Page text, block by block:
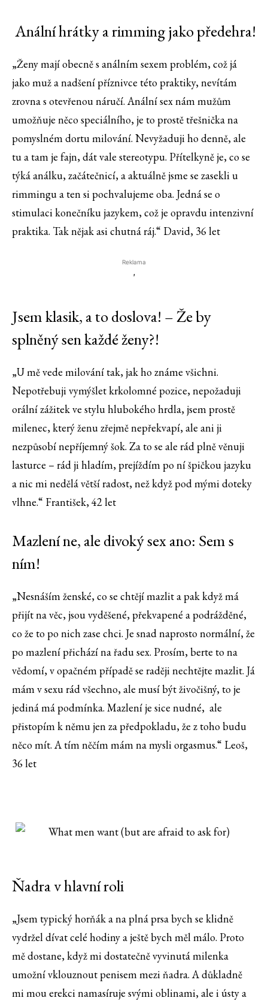
Anální hrátky a rimming jako předehra!
„Ženy mají obecně s análním sexem problém, což já
jako muž a nadšení příznivce této praktiky, nevítám
zrovna s otevřenou náručí. Anální sex nám mužům
umožňuje něco speciálního, je to prostě třešnička na
pomyslném dortu milování. Nevyžaduji ho denně, ale
tu a tam je fajn, dát vale stereotypu. Přítelkyně je, co se
týká análku, začátečnicí, a aktuálně jsme se zasekli u
rimmingu a ten si pochvalujeme oba. Jedná se o
stimulaci konečníku jazykem, což je opravdu intenzivní
praktika. Tak nějak asi chutná ráj.“ David, 36 let
Reklama
'
Jsem klasik, a to doslova! – Že by
splněný sen každé ženy?!
„U mě vede milování tak, jak ho známe všichni.
Nepotřebuji vymýšlet krkolomné pozice, nepožaduji
orální zážitek ve stylu hlubokého hrdla, jsem prostě
milenec, který ženu zřejmě nepřekvapí, ale ani ji
nezpůsobí nepříjemný šok. Za to se ale rád plně věnuji
lasturce – rád ji hladím, prejíždím po ní špičkou jazyku
a nic mi nedělá větší radost, než když pod mými doteky
vlhne.“ František, 42 let
Mazlení ne, ale divoký sex ano: Sem s
ním!
„Nesnáším ženské, co se chtějí mazlit a pak když má
přijít na věc, jsou vyděšené, překvapené a podrážděné,
co že to po nich zase chci. Je snad naprosto normální, že
po mazlení přichází na řadu sex. Prosím, berte to na
vědomí, v opačném případě se raději nechtějte mazlit. Já
mám v sexu rád všechno, ale musí být živočišný, to je
jediná má podmínka. Mazlení je sice nudné, ale
přistopím k němu jen za předpokladu, že z toho budu
něco mít. A tím něčím mám na mysli orgasmus.“ Leoš,
36 let
Ňadra v hlavní roli
„Jsem typický horňák a na plná prsa bych se klidně
vydržel dívat celé hodiny a ještě bych měl málo. Proto
mě dostane, když mi dostatečně vyvinutá milenka
umožní vklouznout penisem mezi ňadra. A důkladně
mi mou erekci namasíruje svými oblinami, ale i ústy a